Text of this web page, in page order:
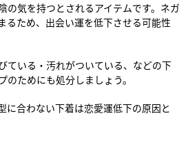
の気を持つとされるアイテムです。ネガ
るため、出会い運を低下させる可能性
ている・汚れがついている、などの下
ためにも処分しましょう。
に合わない下着は恋愛運低下の原因と